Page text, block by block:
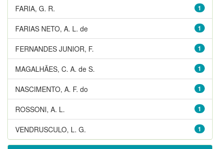
1
FARIA, G. R.
1
FARIAS NETO, A. L. de
1
FERNANDES JUNIOR, F.
1
MAGALHÃES, C. A. de S.
1
NASCIMENTO, A. F. do
1
ROSSONI, A. L.
1
VENDRUSCULO, L. G.